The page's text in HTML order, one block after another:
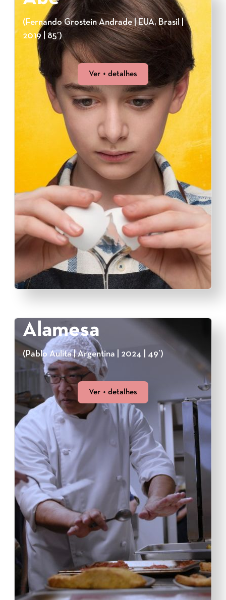
(Fernando Grostein Andrade | EUA, Brasil |
2019 | 85’)
Ver + detalhes
Alamesa
(Pablo Aulita | Argentina | 2024 | 49’)
Ver + detalhes